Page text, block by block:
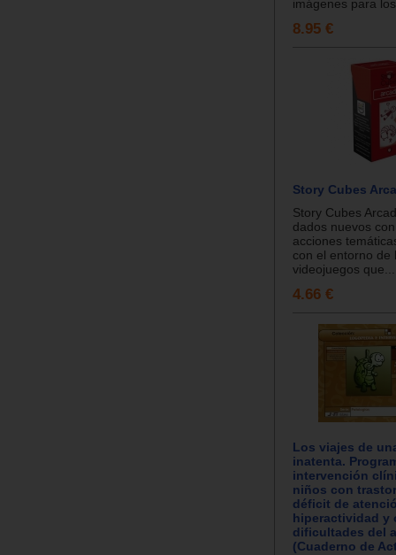
imágenes para
8.95 €
Story Cubes
Story Cubes
dados nuevos
acciones
con el entorno de
videojuegos que...
4.66 €
Los viajes de
inatenta.
intervención
niños con
déficit de
hiperactividad y
dificultades del
(Cuaderno de